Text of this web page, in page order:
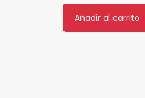
página
Añadir al carrito